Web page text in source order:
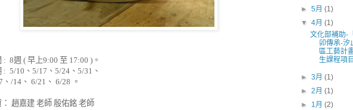
: 8週 ( 早上9:00 至 17:00 ) 。
: 5/10 、 5/17 、 5/24 、 5/31 、
、 /14 、 6/21 、 6/28 。
趙嘉建 老師 殷佑銘 老師
►5月(1)
▼4月(1)
文化部補助-
卯傳承-汐
區工藝計
生課程項
►3月(1)
►2月(1)
► 1月(2)